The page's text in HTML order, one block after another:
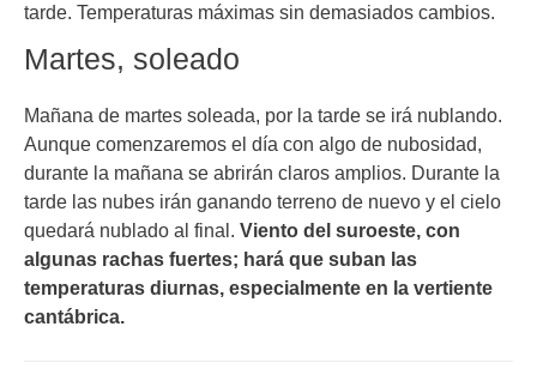
tarde. Temperaturas máximas sin demasiados cambios.
Martes, soleado
Mañana de martes soleada, por la tarde se irá nublando.
Aunque comenzaremos el día con algo de nubosidad,
durante la mañana se abrirán claros amplios. Durante la
tarde las nubes irán ganando terreno de nuevo y el cielo
quedará nublado al final. Viento del suroeste, con
algunas rachas fuertes; hará que suban las
temperaturas diurnas, especialmente en la vertiente
cantábrica.